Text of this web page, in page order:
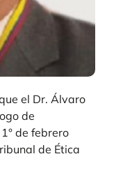
el Dr. Álvaro
de
de febrero
de Ética